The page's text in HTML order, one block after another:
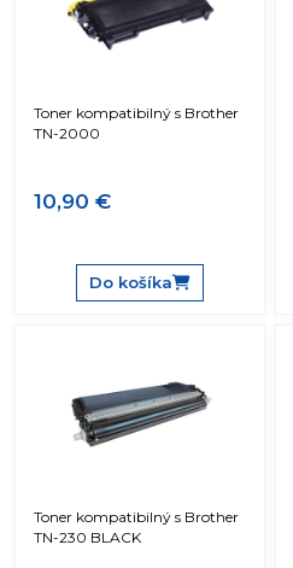
Toner kompatibilný s Brother
TN-2000
10,90 €
Do košíka
Toner kompatibilný s Brother
TN-230 BLACK